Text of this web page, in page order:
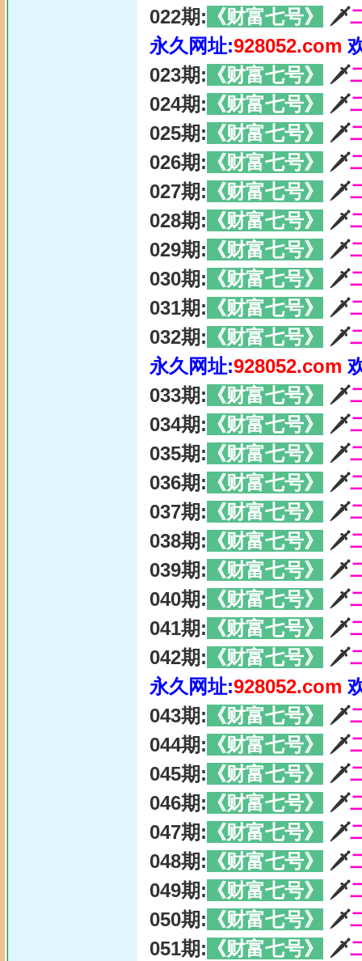
022期: 《财富七号》 🗡
永久网址:928052.com
023期: 《财富七号》 🗡
024期: 《财富七号》 🗡
025期: 《财富七号》 🗡
026期: 《财富七号》 🗡
027期: 《财富七号》 🗡
028期: 《财富七号》 🗡
029期: 《财富七号》 🗡
030期: 《财富七号》 🗡
031期: 《财富七号》 🗡
032期: 《财富七号》 🗡
永久网址:928052.com
033期: 《财富七号》 🗡
034期: 《财富七号》 🗡
035期: 《财富七号》 🗡
036期: 《财富七号》 🗡
037期: 《财富七号》 🗡
038期: 《财富七号》 🗡
039期: 《财富七号》 🗡
040期: 《财富七号》 🗡
041期: 《财富七号》 🗡
042期: 《财富七号》 🗡
永久网址:928052.com
043期: 《财富七号》 🗡
044期: 《财富七号》 🗡
045期: 《财富七号》 🗡
046期: 《财富七号》 🗡
047期: 《财富七号》 🗡
048期: 《财富七号》 🗡
049期: 《财富七号》 🗡
050期: 《财富七号》 🗡
051期: 《财富七号》 🗡